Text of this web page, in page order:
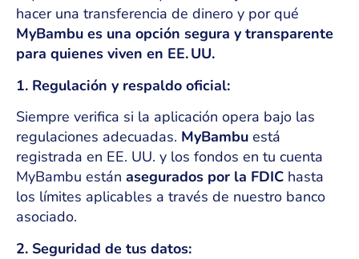
hacer una transferencia de dinero y por qué
MyBambu es una opción segura y transparente
para quienes viven en EE. UU.
1. Regulación y respaldo oficial:
Siempre verifica si la aplicación opera bajo las
regulaciones adecuadas. MyBambu está
registrada en EE. UU. y los fondos en tu cuenta
MyBambu están asegurados por la FDIC hasta
los límites aplicables a través de nuestro banco
asociado.
2. Seguridad de tus datos: